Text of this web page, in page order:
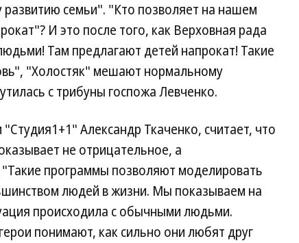
семьи". "Кто позволяет на нашем
И это после того, как Верховная рада
Там предлагают детей напрокат! Такие
"Холостяк" мешают нормальному
с трибуны госпожа Левченко.
Александр Ткаченко, считает, что
не отрицательное, а
программы позволяют моделировать
людей в жизни. Мы показываем на
происходила с обычными людьми.
понимают, как сильно они любят друг